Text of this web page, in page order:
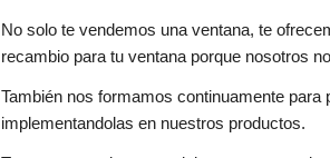
No solo te vendemos una ventana, te
recambio para tu ventana porque nosotros
También nos formamos continuamente
implementandolas en nuestros productos.